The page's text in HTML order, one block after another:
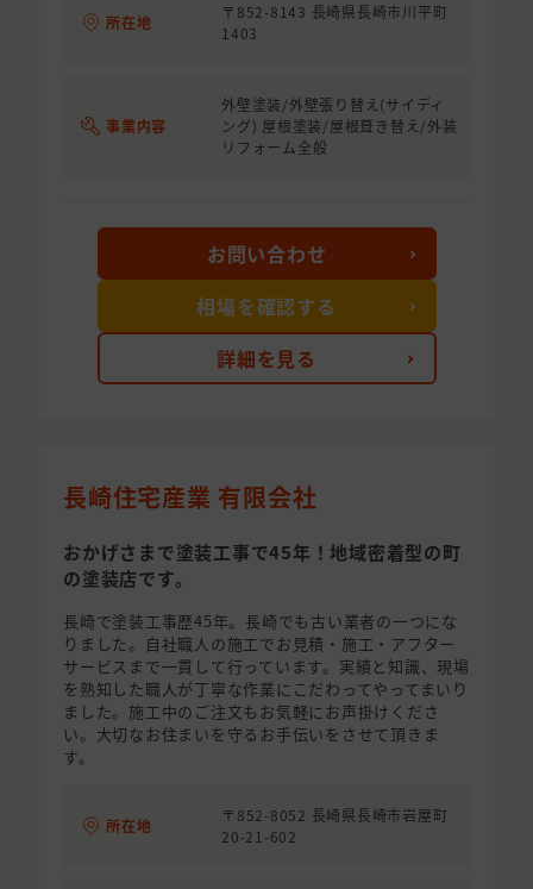
所在地
〒852-8143 長崎県長崎市川平町
1403
事業内容
外壁塗装/外壁張り替え(サイディ
ング) 屋根塗装/屋根葺き替え/外装
リフォーム全般
詳細を見る
お問い合わせ
相場を確認する
長崎住宅産業 有限会社
おかげさまで塗装工事で45年！地域密着型の町
の塗装店です。
長崎で塗装工事歴45年。長崎でも古い業者の一つにな
りました。自社職人の施工でお見積・施工・アフター
サービスまで一貫して行っています。実績と知識、現場
を熟知した職人が丁寧な作業にこだわってやってまいり
ました。施工中のご注文もお気軽にお声掛けくださ
い。大切なお住まいを守るお手伝いをさせて頂きま
す。
所在地
〒852-8052 長崎県長崎市岩屋町
20-21-602